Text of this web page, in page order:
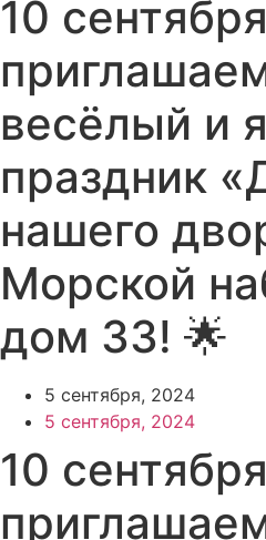
10
весёлый и
праздник
нашего
Морской
дом 33! 🌟
5 сентября, 2024
5 сентября, 2024
10